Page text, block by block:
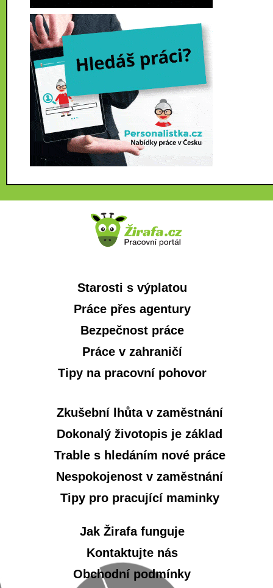
Starosti s výplatou
Práce přes agentury
Bezpečnost práce
Práce v zahraničí
Tipy na pracovní pohovor
Zkušební lhůta v zaměstnání
Dokonalý životopis je základ
Trable s hledáním nové práce
Nespokojenost v zaměstnání
Tipy pro pracující maminky
Jak Žirafa funguje
Kontaktujte nás
Obchodní podmínky